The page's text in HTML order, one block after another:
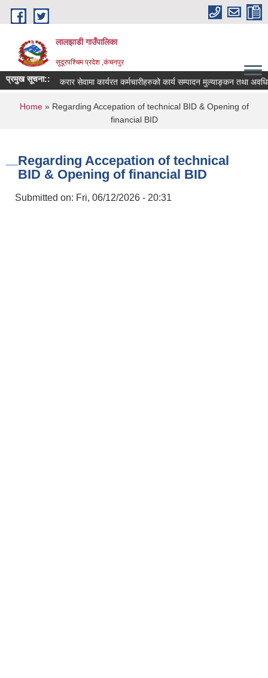
Skip to main content
लालझाडी गाउँपालिका
सुदूरपश्चिम प्रदेश ,कंचनपुर
प्रमुख सूचना:: करार सेवामा कार्यरत कर्मचारीहरुको कार्य सम्पादन मुल्याङ्कन तथा
You are here
Home» Regarding Accepation of technical BID & Opening of
financial BID
Regarding Accepation of technical
BID & Opening of financial BID
Submitted on: Fri, 06/12/2026 - 20:31